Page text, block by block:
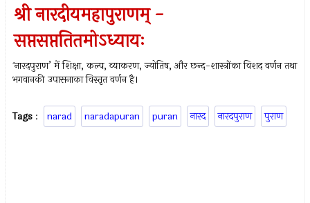
श्री नारदीयमहापुराणम् -
सप्तसप्ततितमोऽध्यायः
`नारदपुराण’ में शिक्षा, कल्प, व्याकरण, ज्योतिष, और छन्द-शास्त्रोंका विशद वर्णन तथा
भगवानकी उपासनाका विस्तृत वर्णन है।
Tags : narad naradapuran puran नारद नारदपुराण पुराण